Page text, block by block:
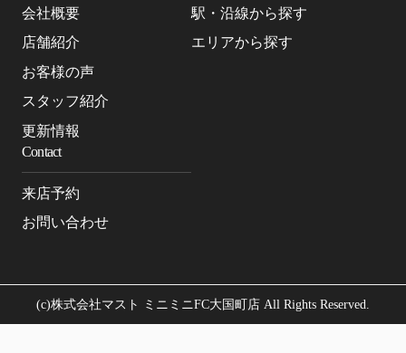
会社概要
店舗紹介
お客様の声
スタッフ紹介
更新情報
駅・沿線から探す
エリアから探す
Contact
来店予約
お問い合わせ
(c)株式会社マスト ミニミニFC大国町店 All Rights Reserved.